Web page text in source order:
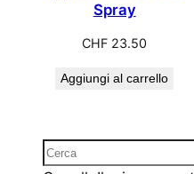
Spray
CHF 23.50
Aggiungi al carrello
Cerca